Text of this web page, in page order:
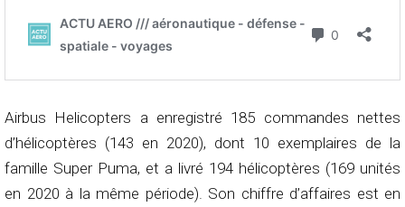
Airbus Helicopters a enregistré 185 commandes nettes
d’hélicoptères (143 en 2020), dont 10 exemplaires de la
famille Super Puma, et a livré 194 hélicoptères (169 unités
en 2020 à la même période). Son chiffre d’affaires est en